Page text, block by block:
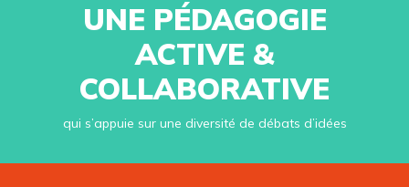
UNE PÉDAGOGIE
ACTIVE &
COLLABORATIVE
qui s’appuie sur une diversité de débats d’idées